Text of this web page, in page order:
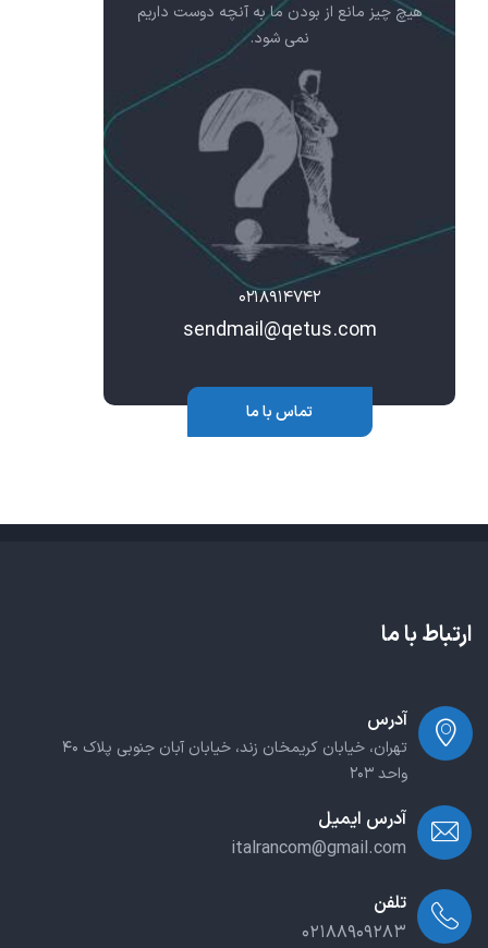
هیچ چیز مانع از بودن ما به آنچه دوست داریم
نمی شود.
۰۲۱۸۹۱۴۷۴۲
sendmail@qetus.com
تماس با ما
ارتباط با ما
آدرس
تهران، خیابان کریمخان زند، خیابان آبان جنوبی پلاک ۴۰
واحد ۲۰۳
آدرس ایمیل
italrancom@gmail.com
تلفن
۰۲۱۸۸۹۰۹۲۸۳